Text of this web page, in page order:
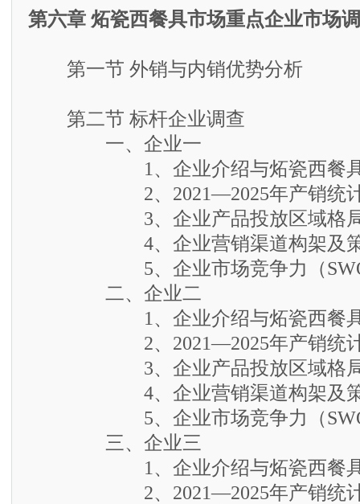
第六章 炻瓷西餐具市场重点企业市场
第一节 外销与内销优势分析
第二节 标杆企业调查
一、企业一
1、企业介绍与炻瓷西餐具
2、2021—2025年产销统计
3、企业产品投放区域格
4、企业营销渠道构架及
5、企业市场竞争力（
二、企业二
1、企业介绍与炻瓷西餐具
2、2021—2025年产销统计
3、企业产品投放区域格
4、企业营销渠道构架及
5、企业市场竞争力（
三、企业三
1、企业介绍与炻瓷西餐具
2、2021—2025年产销统计